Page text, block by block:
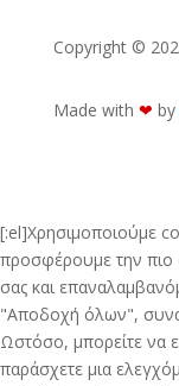
Copyright ©
Made with ❤︎ by
[:el]Χρησιμοποιούμε
προσφέρουμε την πιο
σας και
"Αποδοχή όλων",
Ωστόσο, μπορείτε να
παράσχετε μια